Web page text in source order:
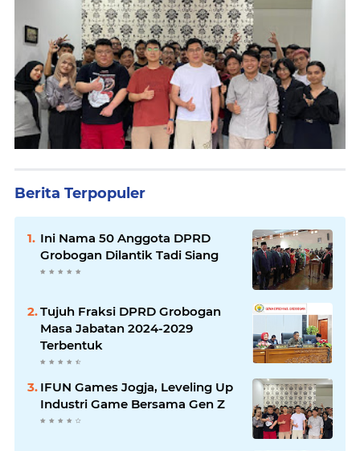
Berita Terpopuler
Ini Nama 50 Anggota DPRD
Grobogan Dilantik Tadi Siang
Tujuh Fraksi DPRD Grobogan
Masa Jabatan 2024-2029
Terbentuk
IFUN Games Jogja, Leveling Up
Industri Game Bersama Gen Z